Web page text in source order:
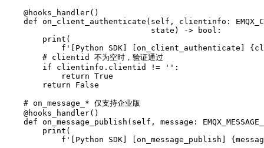
    @hooks_handler()
def on_client_authenticate(self, clientinfo:
                               state) -> bool:
        print(
f'[Python SDK] [on_client_authenticate]
        # clientid 不为空时，验证通过
        if clientinfo.clientid != '':
            return True
        return False
    # on_message_* 仅支持企业版
    @hooks_handler()
def on_message_publish(self, message:
        print(
f'[Python SDK] [on_message_publish]